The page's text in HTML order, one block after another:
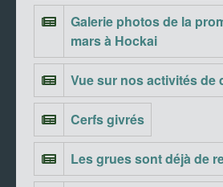
Galerie photos de la
mars à Hockai
Vue sur nos activités
Cerfs givrés
Les grues sont déjà de